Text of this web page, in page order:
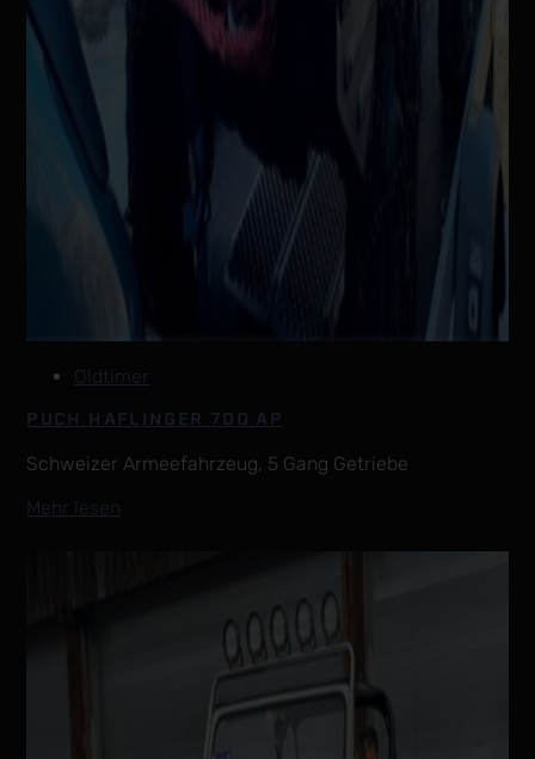
Oldtimer
PUCH HAFLINGER 700 AP
Schweizer Armeefahrzeug, 5 Gang Getriebe
Mehr lesen